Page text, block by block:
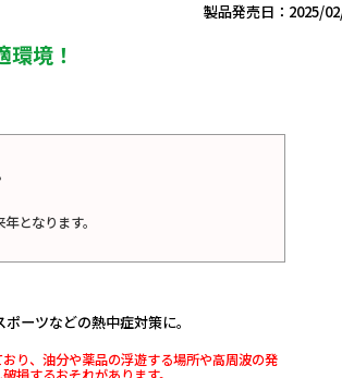
製品発売日：2025/
境！
となります。
ーツなどの熱中症対策に。
り、油分や薬品の浮遊する場所や高周波の発